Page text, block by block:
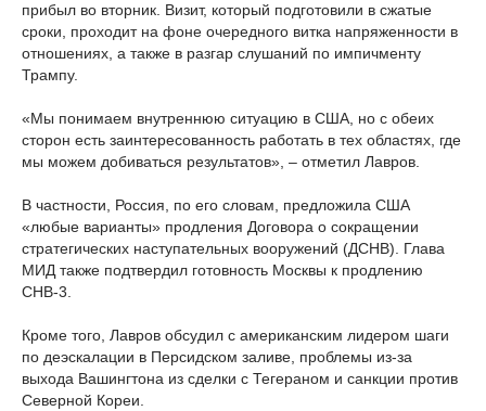
прибыл во вторник. Визит, который подготовили в сжатые
сроки, проходит на фоне очередного витка напряженности в
отношениях, а также в разгар слушаний по импичменту
Трампу.
«Мы понимаем внутреннюю ситуацию в США, но с обеих
сторон есть заинтересованность работать в тех областях, где
мы можем добиваться результатов», – отметил Лавров.
В частности, Россия, по его словам, предложила США
«любые варианты» продления Договора о сокращении
стратегических наступательных вооружений (ДСНВ). Глава
МИД также подтвердил готовность Москвы к продлению
СНВ-3.
Кроме того, Лавров обсудил с американским лидером шаги
по деэскалации в Персидском заливе, проблемы из-за
выхода Вашингтона из сделки с Тегераном и санкции против
Северной Кореи.